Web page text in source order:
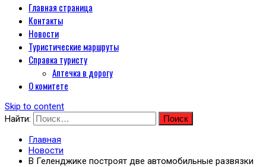
Главная страница
Контакты
Новости
Туристические маршруты
Справка туристу
Аптечка в дорогу
О комитете
Skip to content
Найти:
Главная
Новости
В Геленджике построят две автомобильные развязки